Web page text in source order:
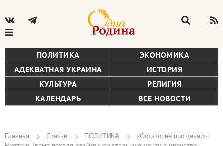
ПОЛИТИКА
ЭКОНОМИКА
АДЕКВАТНАЯ УКРАИНА
ИСТОРИЯ
КУЛЬТУРА
РЕЛИГИЯ
КАЛЕНДАРЬ
ВСЕ НОВОСТИ
Главная Статьи ПОЛИТИКА
«Остаточне прощавай»: